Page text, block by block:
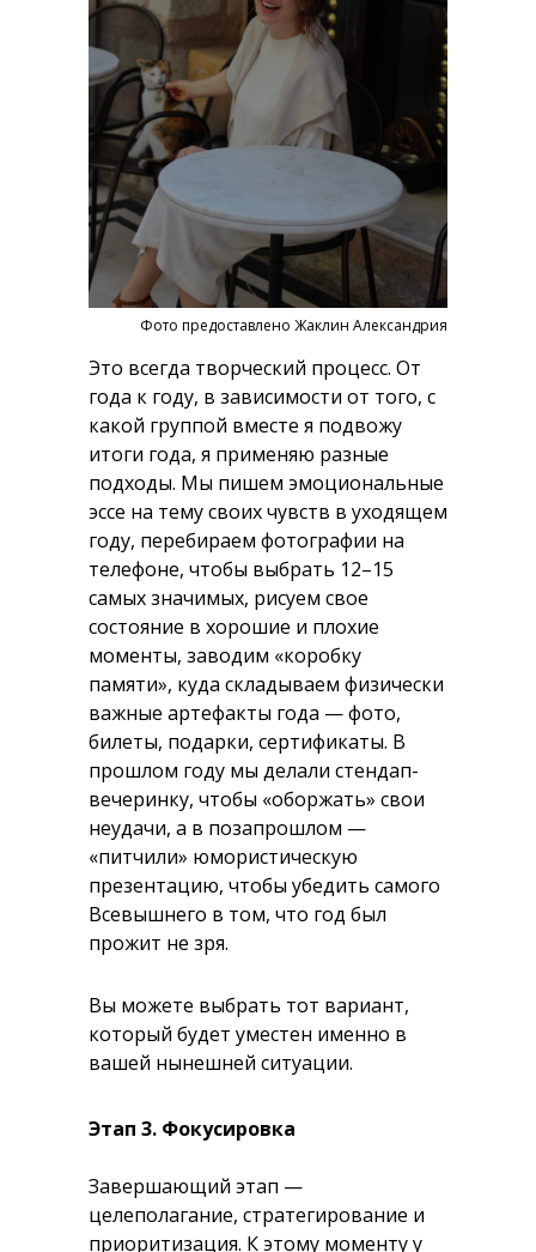
Это всегда творческий процесс. От
года к году, в зависимости от того, с
какой группой вместе я подвожу
итоги года, я применяю разные
подходы. Мы пишем эмоциональные
эссе на тему своих чувств в уходящем
году, перебираем фотографии на
телефоне, чтобы выбрать 12–15
самых значимых, рисуем свое
состояние в хорошие и плохие
моменты, заводим «коробку
памяти», куда складываем физически
важные артефакты года — фото,
билеты, подарки, сертификаты. В
прошлом году мы делали стендап-
вечеринку, чтобы «оборжать» свои
неудачи, а в позапрошлом —
«питчили» юмористическую
презентацию, чтобы убедить самого
Всевышнего в том, что год был
прожит не зря.
Фото предоставлено Жаклин Александрия
Вы можете выбрать тот вариант,
который будет уместен именно в
вашей нынешней ситуации.
Этап 3. Фокусировка
Завершающий этап —
целеполагание, стратегирование и
приоритизация. К этому моменту у